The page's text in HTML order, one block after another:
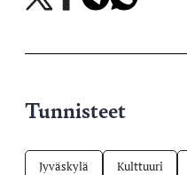
X-
Facebookissa
Telegramissa
WhatsAppissa
Tunnisteet
Jyväskylä Kulttuuri